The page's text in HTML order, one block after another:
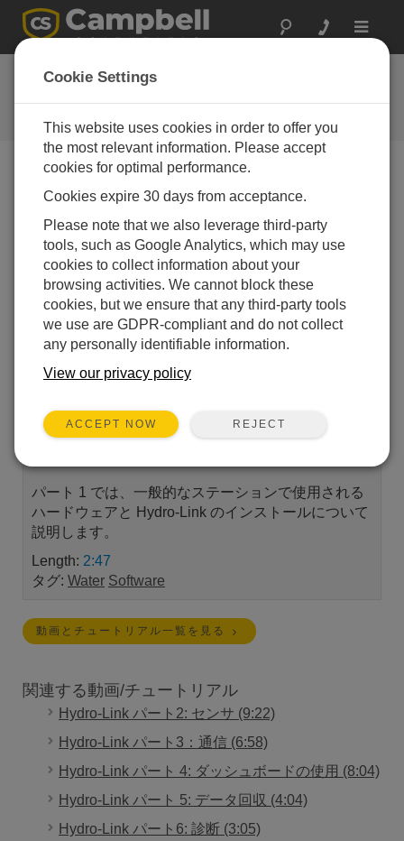
Toggle
Hydro-Link パート 1: 概要
Campbell Scientific Hydro-Link ソフトウェアの使用
に関する 6 部構成のシリーズの第 1 部
のシリーズへようこそ。このシリーズでは、水深と
降水量の測定を行うための Hydro-Link のインストー
パート 1 では、一般的なステーションで使用される
ハードウェアと Hydro-Link のインストールについて
説明します。
Length: 2:47
タグ: Water Software
動画とチュートリアル一覧を見る
関連する動画/チュートリアル
Hydro-Link パート2: センサ (9:22)
Hydro-Link パート3：通信 (6:58)
Hydro-Link パート 4: ダッシュボードの使用 (8:04)
Hydro-Link パート 5: データ回収 (4:04)
Hydro-Link パート6: 診断 (3:05)
Cookie Settings
This website uses cookies in order to offer you
the most relevant information. Please accept
cookies for optimal performance.
Cookies expire 30 days from acceptance.
Please note that we also leverage third-party
tools, such as Google Analytics, which may use
cookies to collect information about your
browsing activities. We cannot block these
cookies, but we ensure that any third-party tools
we use are GDPR-compliant and do not collect
any personally identifiable information.
View our privacy policy
ACCEPT NOW REJECT